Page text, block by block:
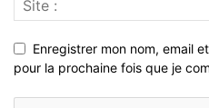
Enregistrer mon nom, email
pour la prochaine fois que je